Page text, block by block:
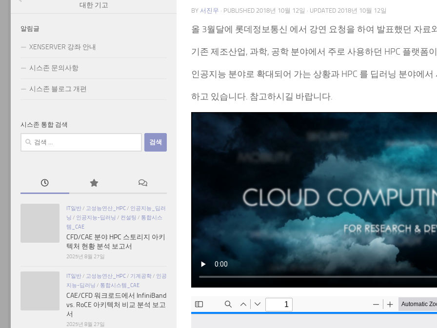
BY 서진우 · PUBLISHED 2018년 10월 12일 · UPDATED 2018년 10월 12일
올 3월달에 롯데정보통신 에서 강연 요청을 하여 발표했던 자료
기존 제조산업, 과학, 공학 분야에서 주로 사용하던 HPC 플랫폼
인공지능 분야로 확대되어 가는 상황과 HPC 를 딥러닝 분야에
하고 있습니다. 참고하시길 바랍니다.
대한 기고
알림글
XENSERVER 강좌 안내
시스존 문의사항
시스존 블로그 개편
시스존 통합 검색
검
IT일반 / 고성능연산_HPC / 인공지능_딥러
닝 / 인공지능-딥러닝 / 컨설팅 / 통합시스
템_CAE
CFD/CAE 분야 HPC 스토리지 아키
텍처 현황 분석 보고서
2025년 8월 27일
IT일반 / 고성능연산_HPC / 기계공학 / 인공
지능-딥러닝 / 통합시스템_CAE
CAE/CFD 워크로드에서 InfiniBand
vs. RoCE 아키텍처 비교 분석 보고
서
2025년 8월 27일